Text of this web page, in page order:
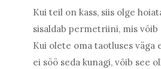
Kui teil on kass, siis olge
sisaldab permetriini, mis võib
Kui olete oma taotluses väga
ei söö seda kunagi, võib see